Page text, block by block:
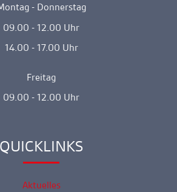
- Donnerstag
09.00 - 12.00 Uhr
14.00 - 17.00 Uhr
Freitag
09.00 - 12.00 Uhr
Ankerlink
QUICKLINKS
Aktuelles